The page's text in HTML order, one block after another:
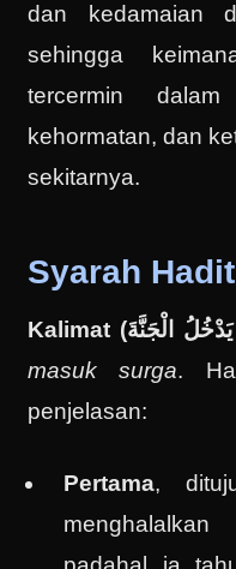
dan kedamaian
sehingga
tercermin
kehormatan, dan
sekitarnya.
Syarah
masuk surga.
penjelasan:
Pertama,